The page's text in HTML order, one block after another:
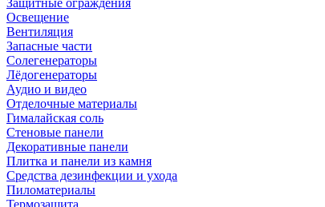
Защитные ограждения
Освещение
Вентиляция
Запасные части
Солегенераторы
Лёдогенераторы
Аудио и видео
Отделочные материалы
Гималайская соль
Стеновые панели
Декоративные панели
Плитка и панели из камня
Средства дезинфекции и ухода
Пиломатериалы
Термозащита